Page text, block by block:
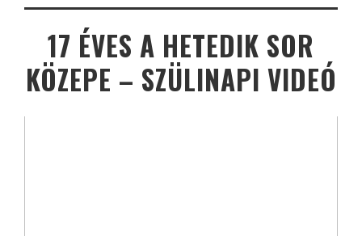
17 ÉVES A HETEDIK SOR
KÖZEPE – SZÜLINAPI VIDEÓ